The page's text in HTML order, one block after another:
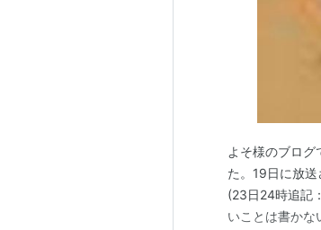
よそ様のブログ
た。19日に放
(23日24時追記
いことは書かな